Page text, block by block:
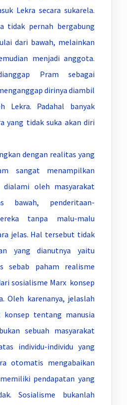
Lekra secara sukarela.
tidak pernah bergabung
dari bawah, melainkan
menjadi anggota.
Pram sebagai
dirinya diambil
Lekra. Padahal banyak
yang tidak suka akan diri
dengan realitas yang
sangat menampilkan
dialami oleh masyarakat
bawah, penderitaan-
tanpa malu-malu
jelas. Hal tersebut tidak
yang dianutnya yaitu
sebab paham realisme
sosialisme Marx konsep
Oleh karenanya, jelaslah
konsep tentang manusia
sebuah masyarakat
individu-individu yang
otomatis mengabaikan
pendapatan yang
Sosialisme bukanlah